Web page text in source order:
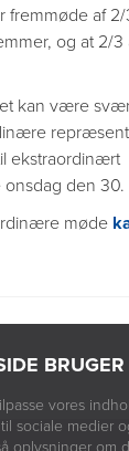
vores
sociale medier
oplysninger om
af 2/
og at 2/3
kan være
ekstraordinært
den 30.
møde